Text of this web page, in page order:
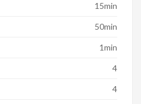
15min
50min
1min
4
4